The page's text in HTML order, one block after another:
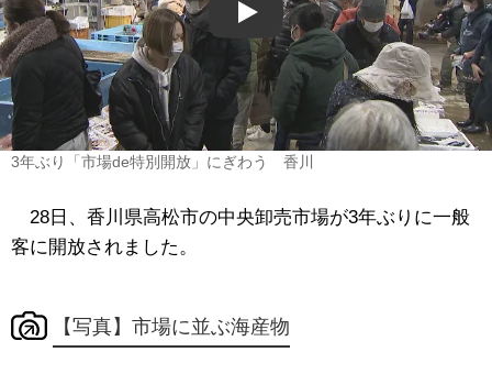
Play
3年ぶり「市場de特別開放」にぎわう 香川
28日、香川県高松市の中央卸売市場が3年ぶりに一般
客に開放されました。
【写真】市場に並ぶ海産物